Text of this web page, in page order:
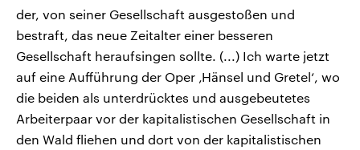
der, von seiner Gesellschaft ausgestoßen und
bestraft, das neue Zeitalter einer besseren
Gesellschaft heraufsingen sollte. (...) Ich warte jetzt
auf eine Aufführung der Oper ‚Hänsel und Gretel‘, wo
die beiden als unterdrücktes und ausgebeutetes
Arbeiterpaar vor der kapitalistischen Gesellschaft in
den Wald fliehen und dort von der kapitalistischen